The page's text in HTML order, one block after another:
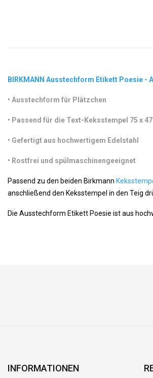
BIRKMANN Ausstechform Etikett Poesie
• Ausstechform für Plätzchen
• Passend für die Text-Keksstempel 75 x
• Gefertigt aus hochwertigem Edelstahl
• Rostfrei und spülmaschinengeeignet
Passend zu den beiden Birkmann
anschließend den Keksstempel in den Teig
Die Ausstechform Etikett Poesie ist aus
INFORMATIONEN